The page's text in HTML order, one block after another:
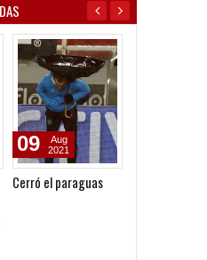
Cerró el paraguas
09
Aug
2021